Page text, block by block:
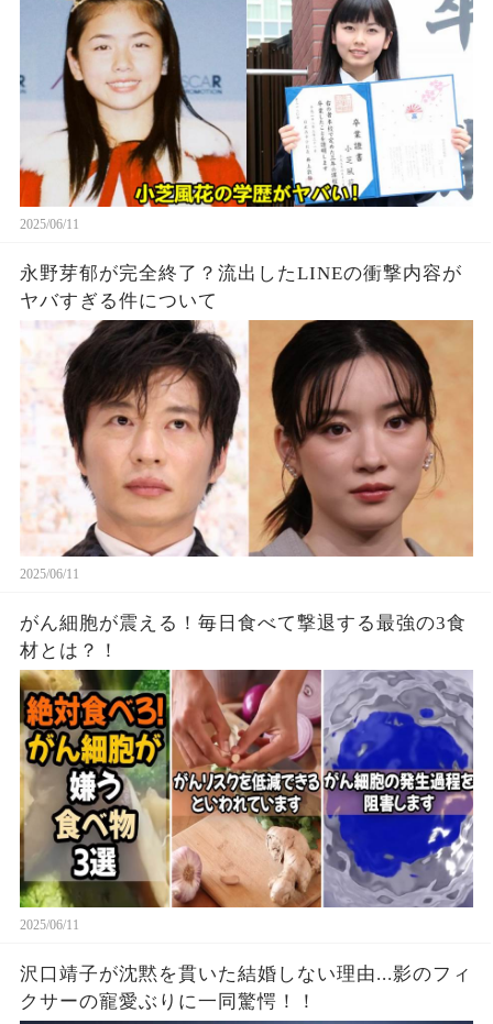
2025/06/11
永野芽郁が完全終了？流出したLINEの衝撃内容が
ヤバすぎる件について
2025/06/11
がん細胞が震える！毎日食べて撃退する最強の3食
材とは？！
2025/06/11
沢口靖子が沈黙を貫いた結婚しない理由...影のフィ
クサーの寵愛ぶりに一同驚愕！！